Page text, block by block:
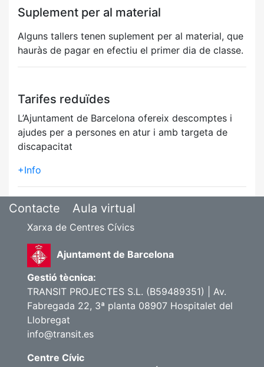
Suplement per al material
Alguns tallers tenen suplement per al material, que
hauràs de pagar en efectiu el primer dia de classe.
Tarifes reduïdes
L’Ajuntament de Barcelona ofereix descomptes i
ajudes per a persones en atur i amb targeta de
discapacitat
+Info
Contacte Aula virtual
Xarxa de Centres Cívics
Ajuntament de Barcelona
Gestió tècnica:
TRANSIT PROJECTES S.L. (B59489351) | Av.
Fabregada 22, 3ª planta 08907 Hospitalet del
Llobregat
info@transit.es
Centre Cívic